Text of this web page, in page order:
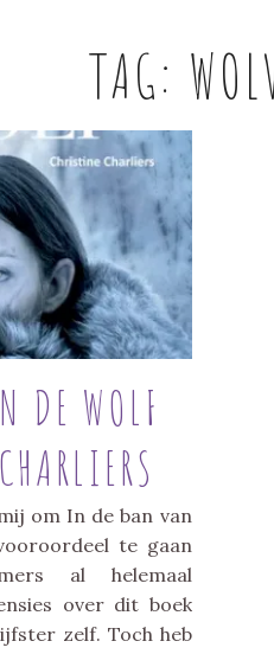
TAG:
DE WOLF
om In de ban van
te gaan
al helemaal
over dit boek
zelf. Toch heb